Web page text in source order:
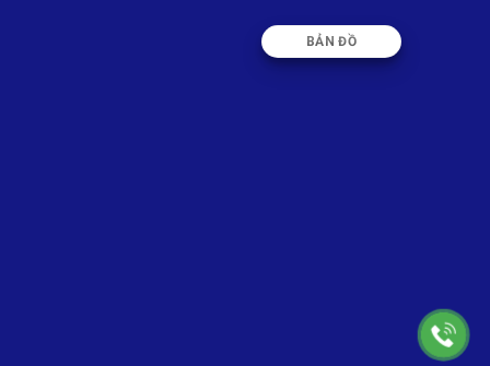
BẢN ĐỒ